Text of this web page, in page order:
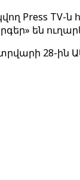
Press TV-
են
28-